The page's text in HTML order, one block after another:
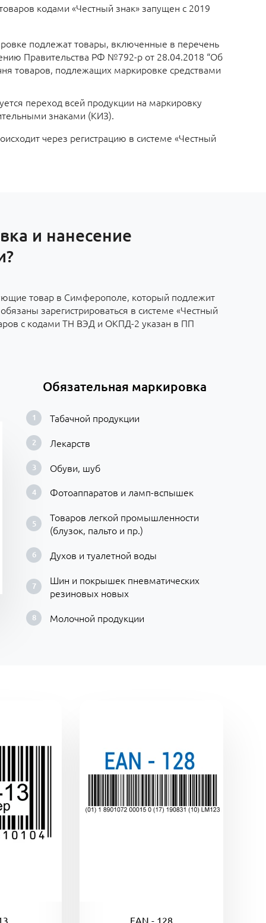
кодами «Честный знак» запущен с 2019
подлежат товары, включенные в перечень
Правительства РФ №792-р от 28.04.2018 “Об
товаров, подлежащих маркировке средствами
переход всей продукции на маркировку
знаками (КИЗ).
через регистрацию в системе «Честный
и нанесение
товар в Симферополе, который подлежит
зарегистрироваться в системе «Честный
с кодами ТН ВЭД и ОКПД-2 указан в ПП
Обязательная маркировка
Табачной продукции
Лекарств
Обуви, шуб
Фотоаппаратов и ламп-вспышек
Товаров легкой промышленности
(блузок, пальто и пр.)
Духов и туалетной воды
Шин и покрышек пневматических
резиновых новых
Молочной продукции
EAN - 128